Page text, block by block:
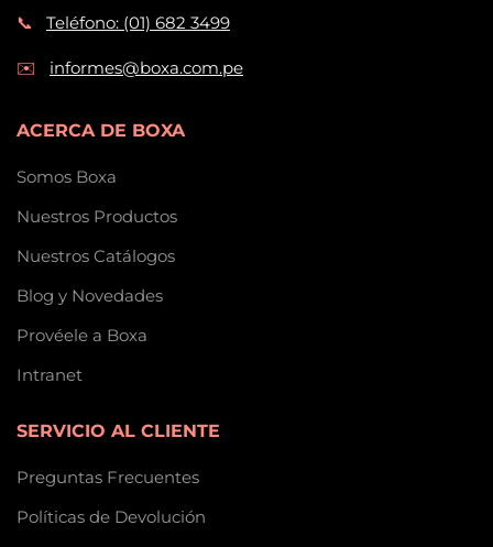
📞 Teléfono: (01) 682 3499
✉️ informes@boxa.com.pe
ACERCA DE BOXA
Somos Boxa
Nuestros Productos
Nuestros Catálogos
Blog y Novedades
Provéele a Boxa
Intranet
SERVICIO AL CLIENTE
Preguntas Frecuentes
Políticas de Devolución